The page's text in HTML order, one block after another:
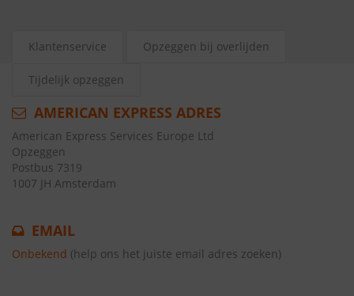
Klantenservice Opzeggen bij overlijden
Tijdelijk opzeggen
AMERICAN EXPRESS ADRES
American Express Services Europe Ltd
Opzeggen
Postbus 7319
1007 JH Amsterdam
EMAIL
Onbekend (help ons het juiste email adres zoeken)